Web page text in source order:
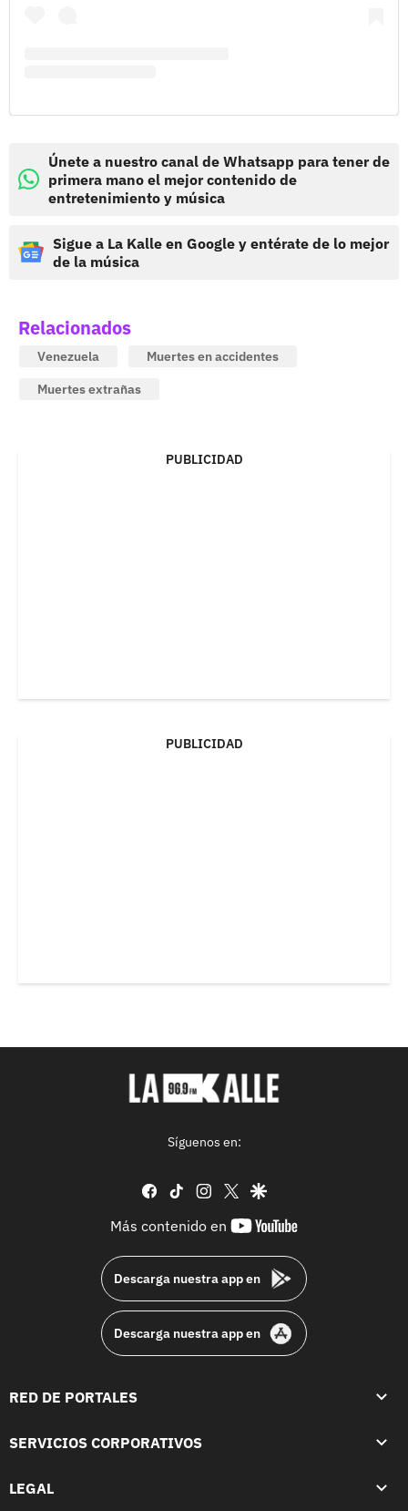
Únete a nuestro canal de Whatsapp para tener de
primera mano el mejor contenido de
entretenimiento y música
Sigue a La Kalle en Google y entérate de lo mejor
de la música
Relacionados
Venezuela
Muertes en accidentes
Muertes extrañas
PUBLICIDAD
PUBLICIDAD
Síguenos en:
facebook
tiktok instagram
twittergoogle
Más contenido en
youtube-
Descarga nuestra app en
Descarga nuestra app en
RED DE PORTALES
SERVICIOS CORPORATIVOS
LEGAL